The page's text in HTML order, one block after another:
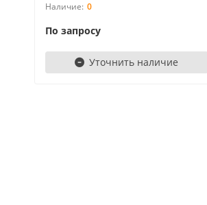
0
По запросу
Уточнить наличие